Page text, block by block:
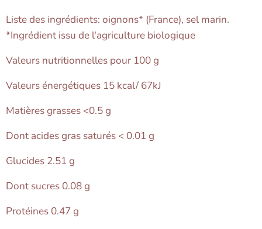
Liste des ingrédients: oignons* (France), sel marin.
*Ingrédient issu de l'agriculture biologique
Valeurs nutritionnelles pour 100 g
Valeurs énergétiques 15 kcal/ 67kJ
Matières grasses <0.5 g
Dont acides gras saturés < 0.01 g
Glucides 2.51 g
Dont sucres 0.08 g
Protéines 0.47 g